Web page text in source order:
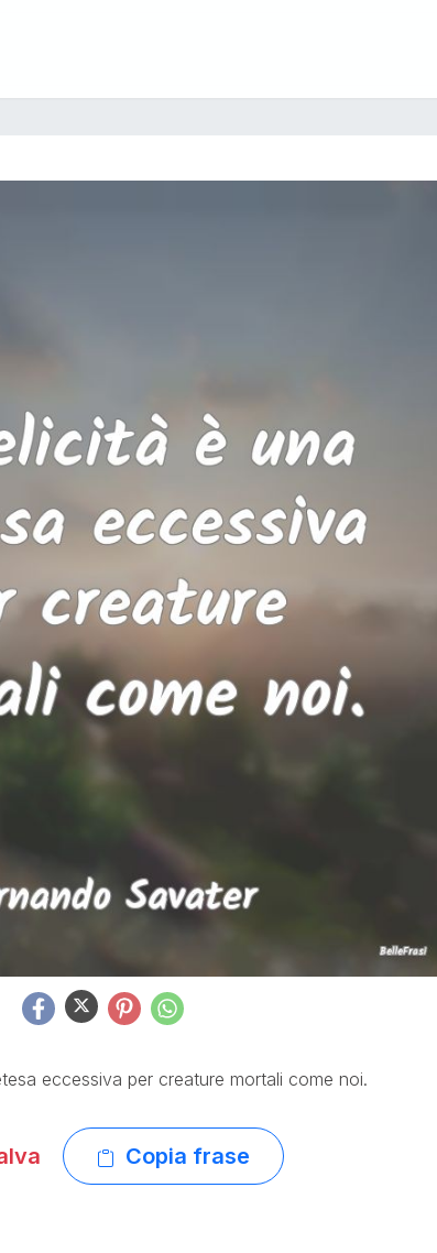
eccessiva per creature mortali come noi.
Copia frase